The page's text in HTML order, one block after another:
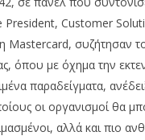
President, Customer
Mastercard, συζήτησαν
όπου με όχημα την
παραδείγματα,
οι οργανισμοί θα
αλλά και πιο